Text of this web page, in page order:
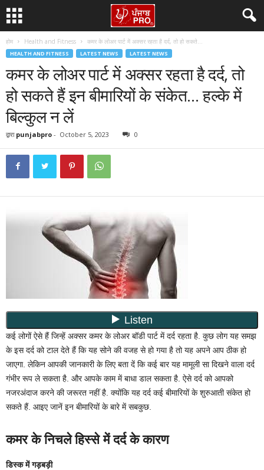
होम Health and Fitness कमर के लोअर पार्ट में अक्सर रहता है दर्द, तो हो सकते...
HEALTH AND FITNESS LATEST NEWS LATEST NEWS
कमर के लोअर पार्ट में अक्सर रहता है दर्द, तो
हो सकते हैं इन बीमारियों के संकेत… हल्के में
बिल्कुल न लें
द्वारा punjabpro - October 5, 2023 0
कई लोगों ऐसे हैं जिन्हें अक्सर कमर के लोअर बॉडी पार्ट में दर्द रहता है. कुछ लोग यह समझ
के इस दर्द को टाल देते हैं कि यह सोने की वजह से हो गया है तो यह अपने आप ठीक हो
जाएगा. लेकिन आपकी जानकारी के लिए बता दें कि कई बार यह मामूली सा दिखने वाला दर्द
गंभीर रूप ले सकता है. और आपके काम में बाधा डाल सकता है. ऐसे दर्द को आपको
नजरअंदाज करने की जरूरत नहीं है. क्योंकि यह दर्द कई बीमारियों के शुरुआती संकेत हो
सकते हैं. आइए जानें इन बीमारियों के बारे में सबकुछ.
कमर के निचले हिस्से में दर्द के कारण
डिस्क में गड़बड़ी